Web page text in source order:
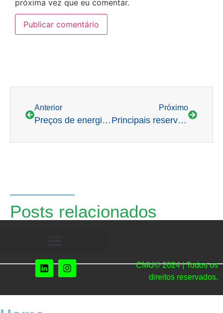
próxima vez que eu comentar.
Anterior
Preços de energia não devem voltar aos níveis de 2021
Próximo
Principais reservatórios do país têm melhora, mas momento ainda é de atenção e economia
Posts relacionados
CMU© 2024 | Todos os
direitos reservados.